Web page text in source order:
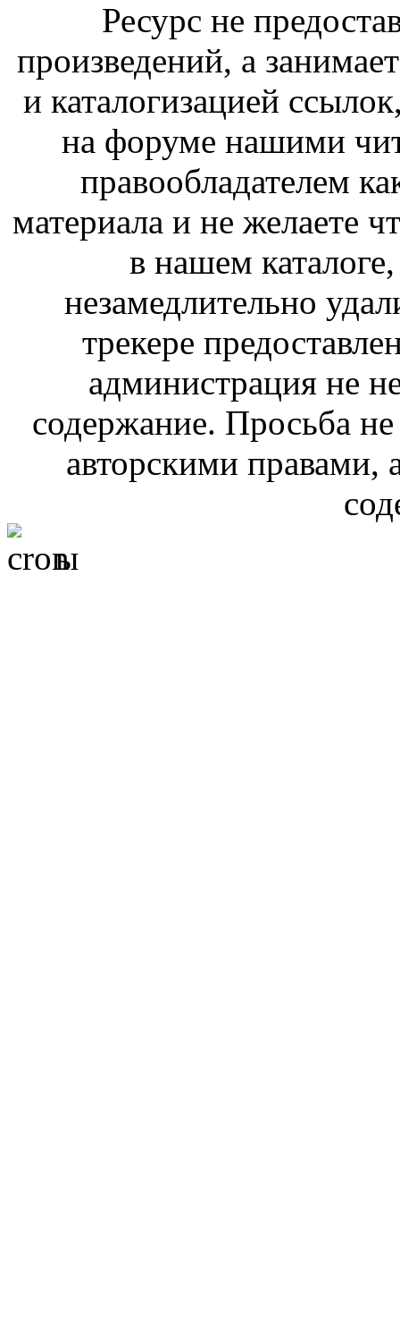
Ресурс не
произведений, а
и каталогизацией
на форуме нашими
правообладателем
материала и не желаете
в нашем
незамедлительно
трекере
администрация не
содержание. Просьба
авторскими правами,
ы